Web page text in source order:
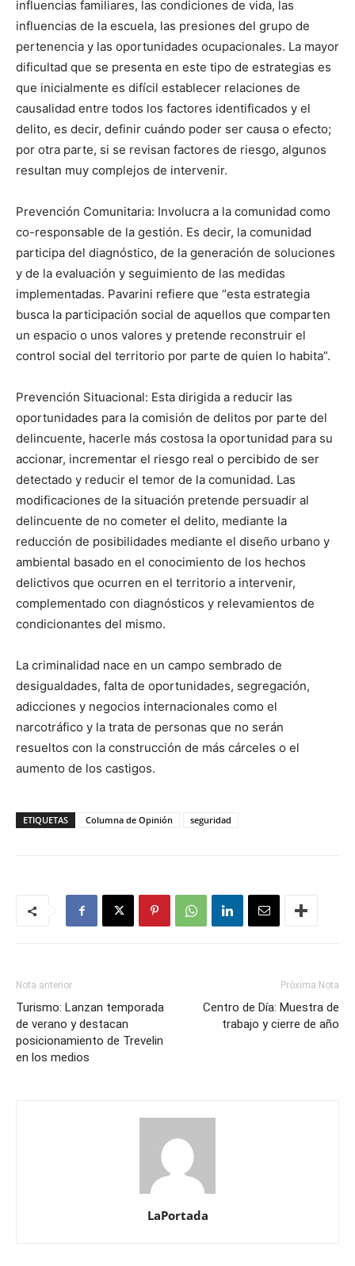
influencias familiares, las condiciones de vida, las
influencias de la escuela, las presiones del grupo de
pertenencia y las oportunidades ocupacionales. La mayor
dificultad que se presenta en este tipo de estrategias es
que inicialmente es difícil establecer relaciones de
causalidad entre todos los factores identificados y el
delito, es decir, definir cuándo poder ser causa o efecto;
por otra parte, si se revisan factores de riesgo, algunos
resultan muy complejos de intervenir.
Prevención Comunitaria: Involucra a la comunidad como
co-responsable de la gestión. Es decir, la comunidad
participa del diagnóstico, de la generación de soluciones
y de la evaluación y seguimiento de las medidas
implementadas. Pavarini refiere que “esta estrategia
busca la participación social de aquellos que comparten
un espacio o unos valores y pretende reconstruir el
control social del territorio por parte de quien lo habita”.
Prevención Situacional: Esta dirigida a reducir las
oportunidades para la comisión de delitos por parte del
delincuente, hacerle más costosa la oportunidad para su
accionar, incrementar el riesgo real o percibido de ser
detectado y reducir el temor de la comunidad. Las
modificaciones de la situación pretende persuadir al
delincuente de no cometer el delito, mediante la
reducción de posibilidades mediante el diseño urbano y
ambiental basado en el conocimiento de los hechos
delictivos que ocurren en el territorio a intervenir,
complementado con diagnósticos y relevamientos de
condicionantes del mismo.
La criminalidad nace en un campo sembrado de
desigualdades, falta de oportunidades, segregación,
adicciones y negocios internacionales como el
narcotráfico y la trata de personas que no serán
resueltos con la construcción de más cárceles o el
aumento de los castigos.
ETIQUETAS Columna de Opinión seguridad
Nota anterior
Turismo: Lanzan temporada
de verano y destacan
posicionamiento de Trevelin
en los medios
Próxima Nota
Centro de Día: Muestra de
trabajo y cierre de año
LaPortada